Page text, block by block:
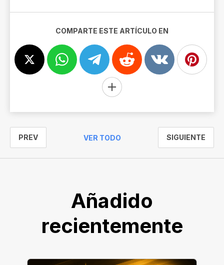
COMPARTE ESTE ARTÍCULO EN
PREV VER TODO SIGUIENTE
Añadido
recientemente